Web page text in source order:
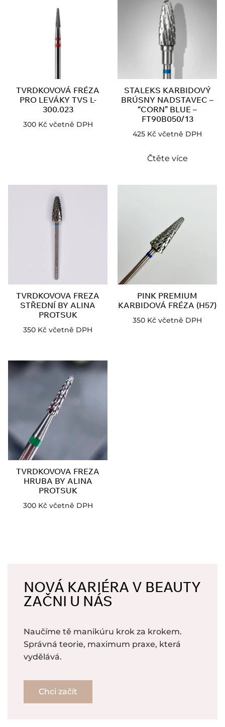
TVRDKOVOVÁ FRÉZA
PRO LEVÁKY TVS L-
300.023
300 Kč včetně DPH
STALEKS KARBIDOVÝ
BRÚSNY NADSTAVEC –
“CORN” BLUE –
FT90B050/13
425 Kč včetně DPH
Čtěte více
TVRDKOVOVA FREZA
STŘEDNÍ BY ALINA
PROTSUK
350 Kč včetně DPH
PINK PREMIUM
KARBIDOVÁ FRÉZA (H57)
350 Kč včetně DPH
TVRDKOVOVA FREZA
HRUBA BY ALINA
PROTSUK
300 Kč včetně DPH
NOVÁ KARIÉRA V BEAUTY
ZAČNI U NÁS
Naučíme tě manikúru krok za krokem.
Správná teorie, maximum praxe, která
vydělává.
Chci začít